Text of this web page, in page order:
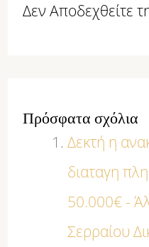
Δεν Αποδεχθείτε
Πρόσφατα σχόλια
Δεκτή η
διαταγη
50.000€ -
Σερραίου